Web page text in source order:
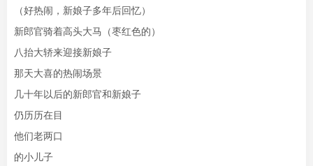
（好热闹，新娘子多年后回忆）
新郎官骑着高头大马（枣红色的）
八抬大轿来迎接新娘子
那天大喜的热闹场景
几十年以后的新郎官和新娘子
仍历历在目
他们老两口
的小儿子